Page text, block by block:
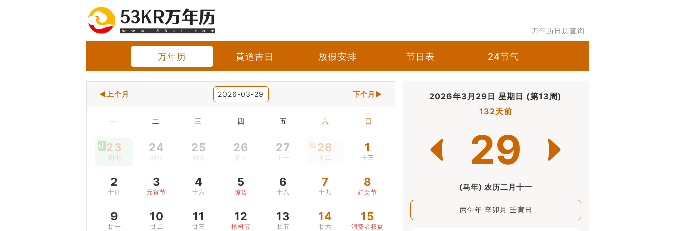
万年历日历查询
万年历 黄道吉日 放假安排 节日表 24节气
◀上个月 2026-03-29 下个月▶
一 二 三 四 五 六 日
休 23
初七
24
初八
25
初九
26
初十
27
十一
班 28
十二
1
十三
2
十四
3
元宵节
4
十六
5
惊蛰
6
十八
7
十九
8
妇女节
9
廿一
10
廿二
11
廿三
12
植树节
13
廿五
14
廿六
15
消费者权益日
2026年3月29日 星期日 (第13周)
132天前
29
(马年) 农历二月十一
丙午年 辛卯月 壬寅日